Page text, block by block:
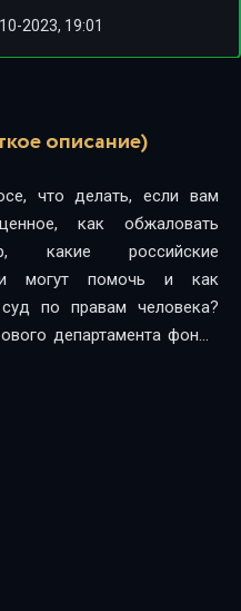
2023, 19:01
описание)
что делать, если вам
как обжаловать
какие российские
могут помочь и как
по правам человека?
департамента фонда
действовать тем, кто